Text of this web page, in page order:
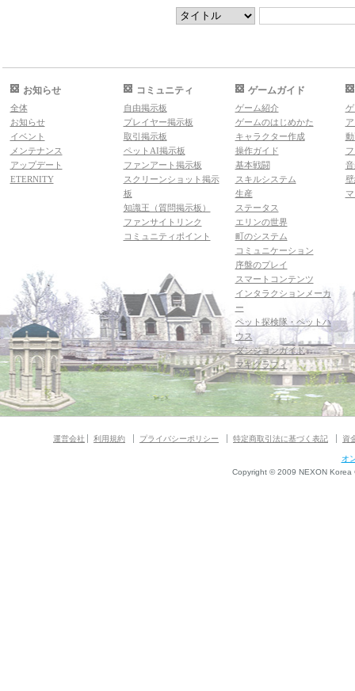
お知らせ
全体
お知らせ
イベント
メンテナンス
アップデート
ETERNITY
コミュニティ
自由掲示板
プレイヤー掲示板
取引掲示板
ペットAI掲示板
ファンアート掲示板
スクリーンショット掲示
板
知識王（質問掲示板）
ファンサイトリンク
コミュニティポイント
ゲームガイド
ゲーム紹介
ゲームのはじめかた
キャラクター作成
操作ガイド
基本戦闘
スキルシステム
生産
ステータス
エリンの世界
町のシステム
コミュニケーション
序盤のプレイ
スマートコンテンツ
インタラクションメーカ
ー
ペット探検隊・ペットハ
ウス
ダンジョンガイド
マギグラフィ
運営会社 利用規約 プライバシーポリシー 特定商取引法に基づく表記 資
オ
Copyright © 2009 NEXON Korea